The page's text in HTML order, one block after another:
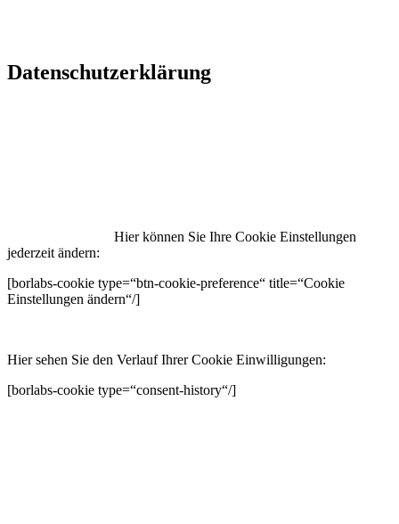
Datenschutzerklärung
Hier können Sie Ihre Cookie Einstellungen
jederzeit ändern:
[borlabs-cookie type=“btn-cookie-preference“ title=“Cookie
Einstellungen ändern“/]
Hier sehen Sie den Verlauf Ihrer Cookie Einwilligungen:
[borlabs-cookie type=“consent-history“/]